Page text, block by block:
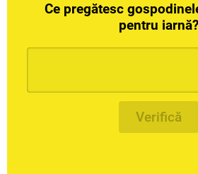
Ce pregătesc
pentru iarnă?
Verifică